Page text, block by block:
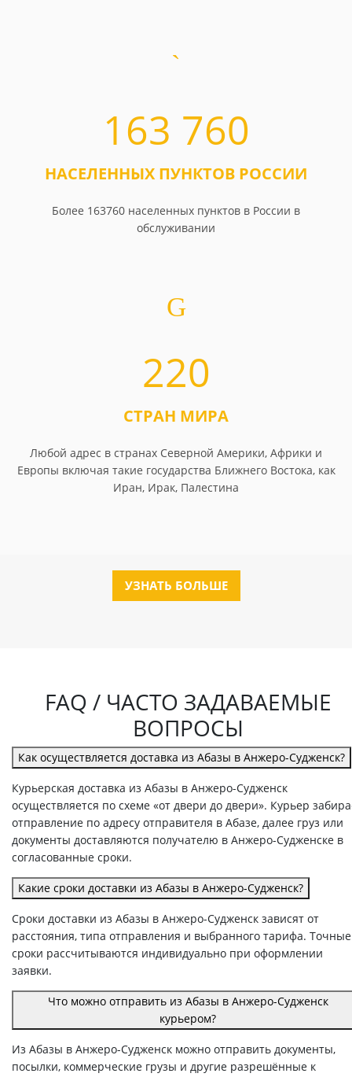
163 760
НАСЕЛЕННЫХ ПУНКТОВ РОССИИ
Более 163760 населенных пунктов в России в
обслуживании
220
СТРАН МИРА
Любой адрес в странах Северной Америки, Африки и
Европы включая такие государства Ближнего Востока, как
Иран, Ирак, Палестина
УЗНАТЬ БОЛЬШЕ
FAQ / ЧАСТО ЗАДАВАЕМЫЕ
ВОПРОСЫ
Как осуществляется доставка из Абазы в Анжеро-Судженск?
Курьерская доставка из Абазы в Анжеро-Судженск
осуществляется по схеме «от двери до двери». Курьер
отправление по адресу отправителя в Абазе, далее груз или
документы доставляются получателю в Анжеро-Судженске в
согласованные сроки.
Какие сроки доставки из Абазы в Анжеро-Судженск?
Сроки доставки из Абазы в Анжеро-Судженск зависят от
расстояния, типа отправления и выбранного тарифа. Точные
сроки рассчитываются индивидуально при оформлении
заявки.
Что можно отправить из Абазы в Анжеро-Судженск
курьером?
Из Абазы в Анжеро-Судженск можно отправить документы,
посылки, коммерческие грузы и другие разрешённые к